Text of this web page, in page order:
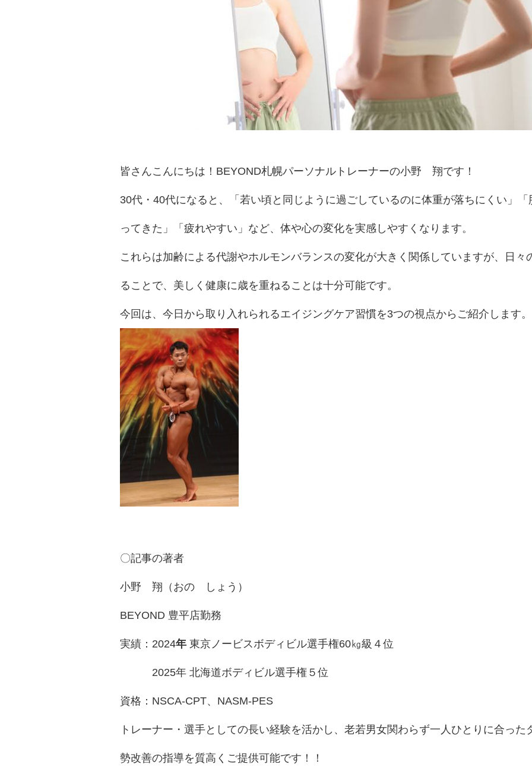
皆さんこんにちは！BEYOND札幌パーソナルトレーナーの小野 翔です！
30代・40代になると、「若い頃と同じように過ごしているのに体重が落ちにくい」
ってきた」「疲れやすい」など、体や心の変化を実感しやすくなります。
これらは加齢による代謝やホルモンバランスの変化が大きく関係していますが、日々
ることで、美しく健康に歳を重ねることは十分可能です。
今回は、今日から取り入れられるエイジングケア習慣を3つの視点からご紹介します。
〇記事の著者
小野 翔（おの しょう）
BEYOND 豊平店勤務
実績：2024年東京ノービスボディビル選手権60㎏級４位
2025年 北海道ボディビル選手権５位
資格：NSCA-CPT、NASM‐PES
トレーナー・選手としての長い経験を活かし、老若男女関わらず一人ひとりに合っ
勢改善の指導を質高くご提供可能です！！